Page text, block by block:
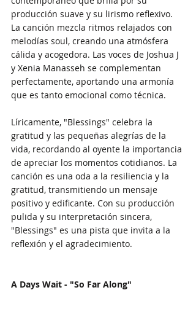
producción suave y su lirismo reflexivo.
La canción mezcla ritmos relajados con
melodías soul, creando una atmósfera
cálida y acogedora. Las voces de Joshua J
y Xenia Manasseh se complementan
perfectamente, aportando una armonía
que es tanto emocional como técnica.
Líricamente, "Blessings" celebra la
gratitud y las pequeñas alegrías de la
vida, recordando al oyente la importancia
de apreciar los momentos cotidianos. La
canción es una oda a la resiliencia y la
gratitud, transmitiendo un mensaje
positivo y edificante. Con su producción
pulida y su interpretación sincera,
"Blessings" es una pista que invita a la
reflexión y el agradecimiento.
A Days Wait - "So Far Along"